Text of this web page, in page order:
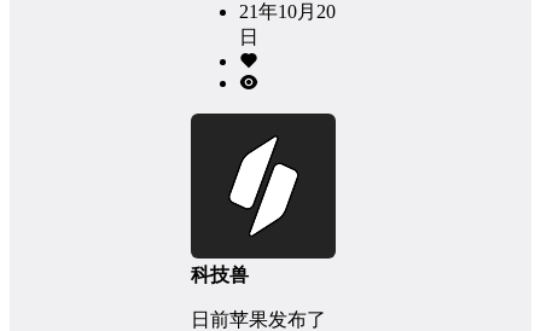
21年10月20
日
科技兽
日前苹果发布了